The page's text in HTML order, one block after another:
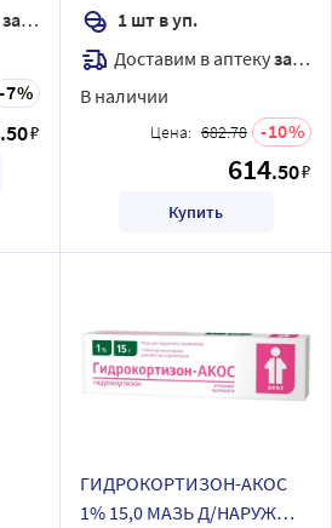
завтра
7
.50₽
1 шт в уп.
Доставим в аптекузавтра
В наличии
Цена: 682.78 10
614.50₽
Купить
ГИДРОКОРТИЗОН-АКОС
1% 15,0 МАЗЬ Д/НАРУЖ